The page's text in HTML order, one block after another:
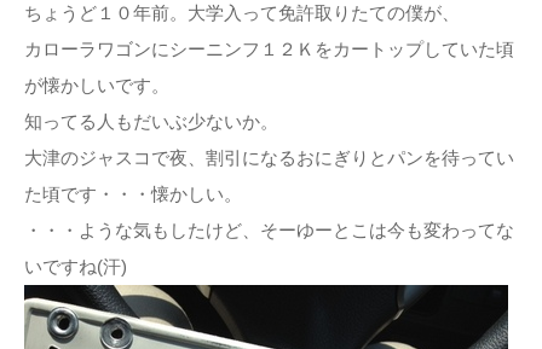
ちょうど１０年前。大学入って免許取りたての僕が、
カローラワゴンにシーニンフ１２Ｋをカートップしていた頃
が懐かしいです。
知ってる人もだいぶ少ないか。
大津のジャスコで夜、割引になるおにぎりとパンを待ってい
た頃です・・・懐かしい。
・・・ような気もしたけど、そーゆーとこは今も変わってな
いですね(汗)
プライバシーポリシー